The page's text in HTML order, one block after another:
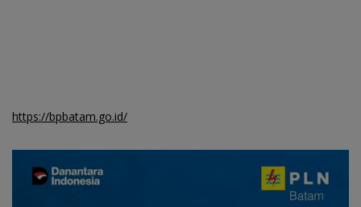
https://bpbatam.go.id/